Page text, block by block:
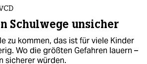
Schulwege unsicher
zu kommen, das ist für viele Kinder
Wo die größten Gefahren lauern –
sicherer würden.